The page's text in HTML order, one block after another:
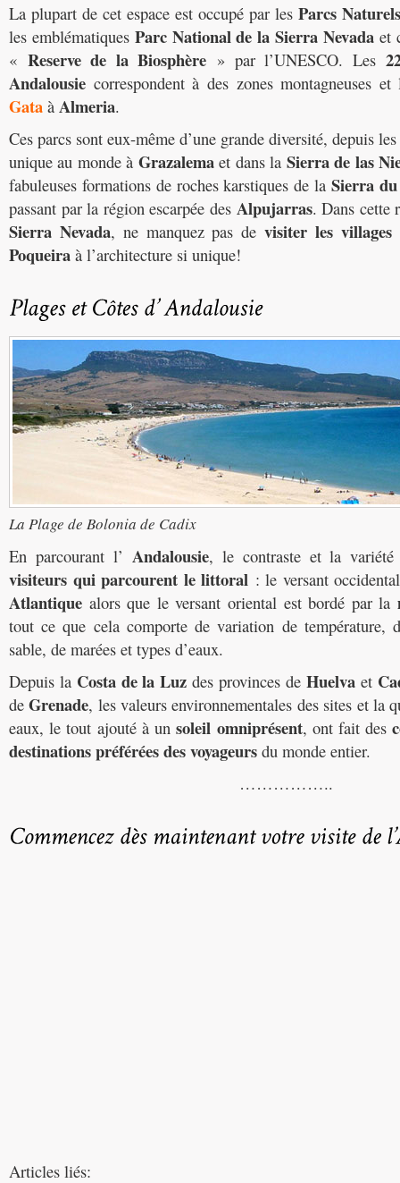
La plupart de cet espace est occupé par les Parcs Naturels
les emblématiques Parc National de la Sierra Nevadaet
« Reserve de la Biosphère » par l’UNESCO. Les
Andalousie correspondent à des zones montagneuses
Gata à Almeria.
Ces parcs sont eux-même d’une grande diversité, depuis
unique au monde à Grazalemaet dans la Sierra de las
fabuleuses formations de roches karstiques de la Sierra
passant par la région escarpée des Alpujarras. Dans cette
Sierra Nevada, ne manquez pas de visiter les villages
Poqueira à l’architecture si unique!
La Plage de Bolonia de Cadix
En parcourant l’ Andalousie, le contraste et la variété
visiteurs qui parcourent le littoral : le versant
Atlantique alors que le versant oriental est bordé par la
tout ce que cela comporte de variation de température,
sable, de marées et types d’eaux.
Depuis la Costa de la Luz des provinces deHuelvaet
deGrenade, les valeurs environnementales des sites et la
eaux, le tout ajouté à unsoleil omniprésent, ont fait des
destinations préférées des voyageurs du monde entier.
……………..
Articles liés: